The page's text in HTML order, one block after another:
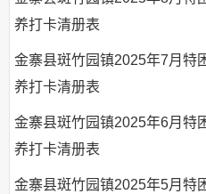
养打卡清册表
金寨县斑竹园镇2025年7月特
养打卡清册表
金寨县斑竹园镇2025年6月特
养打卡清册表
金寨县斑竹园镇2025年5月特